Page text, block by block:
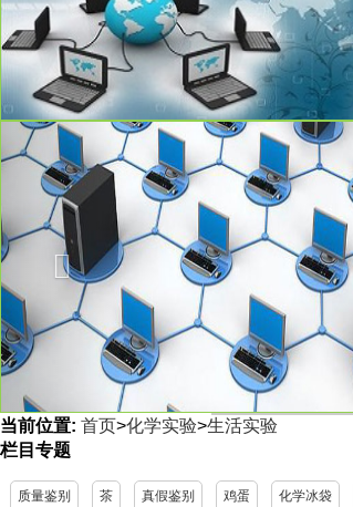
Previous
<
当前位置: 首页>化学实验>生活实验
栏目专题
质量鉴别 茶 真假鉴别 鸡蛋 化学冰袋